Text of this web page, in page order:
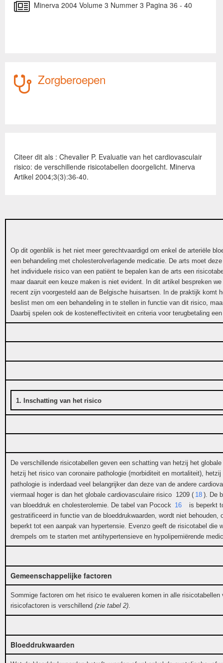
Minerva 2004 Volume 3 Nummer 3 Pagina 36 - 40
Zorgberoepen
Citeer dit als : Chevalier P. Evaluatie van het cardiovasculair
risico: de verschillende risicotabellen doorgelicht. Minerva
Artikel 2004;3(3):36-40.
Op dit ogenblik is het niet meer gerechtvaardigd om enkel de arteriële
een behandeling met cholesterolverlagende medicatie. De arts moet
het individuele risico van een patiënt te bepalen kan de arts een
maar daaruit een keuze maken is niet evident. In dit artikel bespreken
recent zijn voorgesteld aan de Belgische huisartsen. In de praktijk komt
beslist men om een behandeling in te stellen in functie van dit risico,
Daarbij spelen ook de kosteneffectiviteit en criteria voor terugbetaling
1. Inschatting van het risico
De verschillende risicotabellen geven een schatting van hetzij het
hetzij het risico van coronaire pathologie (morbiditeit en mortaliteit),
pathologie is inderdaad veel belangrijker dan deze van de andere
viermaal hoger is dan het globale cardiovasculaire risico 1209 ( 18 ). De
van bloeddruk en cholesterolemie. De tabel van Pocock 16
is beperkt
gestratificeerd in functie van de bloeddrukwaarden, wordt niet
beperkt tot een aanpak van hypertensie. Evenzo geeft de risicotabel
drempels om te starten met antihypertensieve en hypolipemiërende
Gemeenschappelijke factoren
Sommige factoren om het risico te evalueren komen in alle
risicofactoren is verschillend (zie tabel 2).
Bloeddrukwaarden